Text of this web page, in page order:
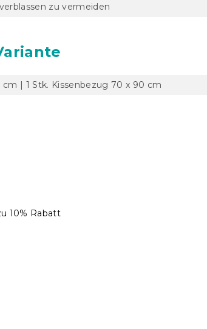
zu vermeiden
| 1 Stk. Kissenbezug 70 x 90 cm
10% Rabatt